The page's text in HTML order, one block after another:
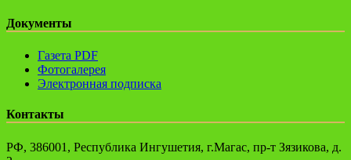
Документы
Газета PDF
Фотогалерея
Электронная подписка
Контакты
РФ, 386001, Республика Ингушетия, г.Магас, пр-т Зязикова, д.